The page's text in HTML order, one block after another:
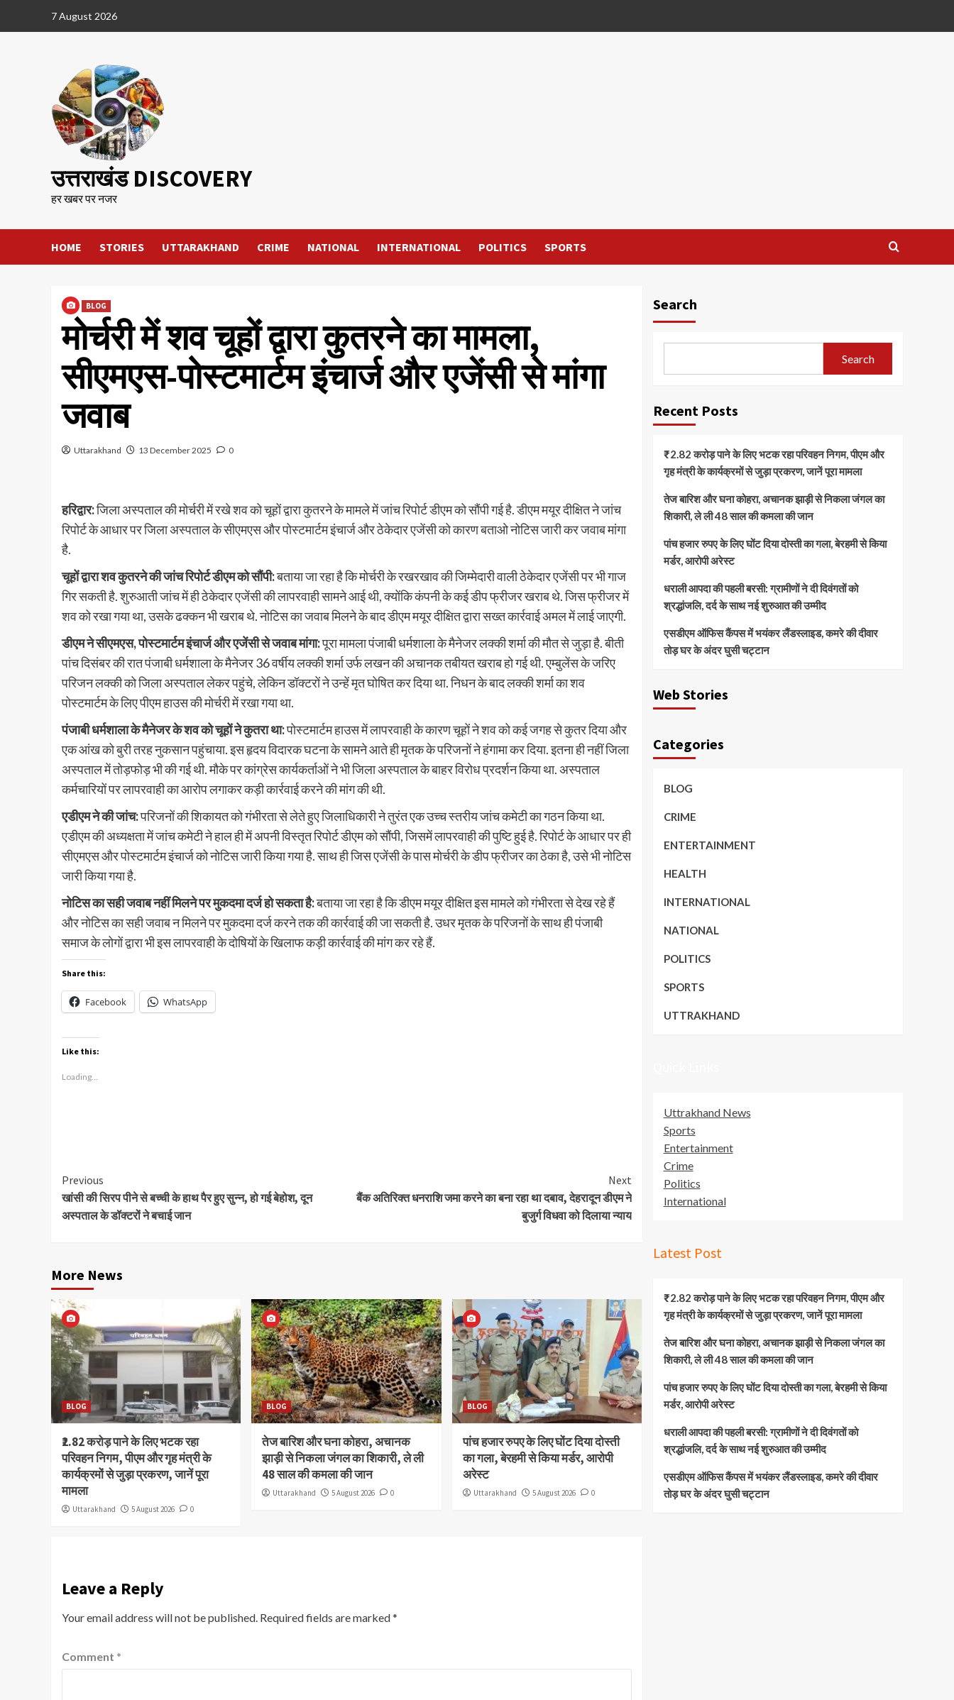
7 August 2026
उत्तराखंड DISCOVERY
हर खबर पर नजर
HOME STORIES UTTARAKHAND CRIME NATIONAL INTERNATIONAL POLITICS SPORTS
BLOG
मोर्चरी में शव चूहों द्वारा कुतरने का मामला,
सीएमएस-पोस्टमार्टम इंचार्ज और एजेंसी से मांगा
जवाब
Uttarakhand 13 December 2025 0
हरिद्वार:जिला अस्पताल की मोर्चरी में रखे शव को चूहों द्वारा कुतरने के मामले में जांच रिपोर्ट डीएम को सौंपी गई है. डीएम मयूर दीक्षित ने जांच
रिपोर्ट के आधार पर जिला अस्पताल के सीएमएस और पोस्टमार्टम इंचार्ज और ठेकेदार एजेंसी को कारण बताओ नोटिस जारी कर जवाब मांगा
है.
चूहों द्वारा शव कुतरने की जांच रिपोर्ट डीएम को सौंपी:बताया जा रहा है कि मोर्चरी के रखरखाव की जिम्मेदारी वाली ठेकेदार एजेंसी पर भी गाज
गिर सकती है. शुरुआती जांच में ही ठेकेदार एजेंसी की लापरवाही सामने आई थी, क्योंकि कंपनी के कई डीप फ्रीजर खराब थे. जिस फ्रीजर में
शव को रखा गया था, उसके ढक्कन भी खराब थे. नोटिस का जवाब मिलने के बाद डीएम मयूर दीक्षित द्वारा सख्त कार्रवाई अमल में लाई जाएगी.
डीएम ने सीएमएस, पोस्टमार्टम इंचार्ज और एजेंसी से जवाब मांगा:पूरा मामला पंजाबी धर्मशाला के मैनेजर लक्की शर्मा की मौत से जुड़ा है. बीती
पांच दिसंबर की रात पंजाबी धर्मशाला के मैनेजर 36 वर्षीय लक्की शर्मा उर्फ लखन की अचानक तबीयत खराब हो गई थी. एम्बुलेंस के जरिए
परिजन लक्की को जिला अस्पताल लेकर पहुंचे, लेकिन डॉक्टरों ने उन्हें मृत घोषित कर दिया था. निधन के बाद लक्की शर्मा का शव
पोस्टमार्टम के लिए पीएम हाउस की मोर्चरी में रखा गया था.
पंजाबी धर्मशाला के मैनेजर के शव को चूहों ने कुतरा था:पोस्टमार्टम हाउस में लापरवाही के कारण चूहों ने शव को कई जगह से कुतर दिया और
एक आंख को बुरी तरह नुकसान पहुंचाया. इस हृदय विदारक घटना के सामने आते ही मृतक के परिजनों ने हंगामा कर दिया. इतना ही नहीं जिला
अस्पताल में तोड़फोड़ भी की गई थी. मौके पर कांग्रेस कार्यकर्ताओं ने भी जिला अस्पताल के बाहर विरोध प्रदर्शन किया था. अस्पताल
कर्मचारियों पर लापरवाही का आरोप लगाकर कड़ी कार्रवाई करने की मांग की थी.
एडीएम ने की जांच:परिजनों की शिकायत को गंभीरता से लेते हुए जिलाधिकारी ने तुरंत एक उच्च स्तरीय जांच कमेटी का गठन किया था.
एडीएम की अध्यक्षता में जांच कमेटी ने हाल ही में अपनी विस्तृत रिपोर्ट डीएम को सौंपी, जिसमें लापरवाही की पुष्टि हुई है. रिपोर्ट के आधार पर ही
सीएमएस और पोस्टमार्टम इंचार्ज को नोटिस जारी किया गया है. साथ ही जिस एजेंसी के पास मोर्चरी के डीप फ्रीजर का ठेका है, उसे भी नोटिस
जारी किया गया है.
नोटिस का सही जवाब नहीं मिलने पर मुकदमा दर्ज हो सकता है:बताया जा रहा है कि डीएम मयूर दीक्षित इस मामले को गंभीरता से देख रहे हैं
और नोटिस का सही जवाब न मिलने पर मुकदमा दर्ज करने तक की कार्रवाई की जा सकती है. उधर मृतक के परिजनों के साथ ही पंजाबी
समाज के लोगों द्वारा भी इस लापरवाही के दोषियों के खिलाफ कड़ी कार्रवाई की मांग कर रहे हैं.
Share this:
Facebook WhatsApp
Like this:
Loading...
Continue
Reading
Previous
खांसी की सिरप पीने से बच्ची के हाथ पैर हुए सुन्न, हो गई बेहोश, दून
अस्पताल के डॉक्टरों ने बचाई जान
Next
बैंक अतिरिक्त धनराशि जमा करने का बना रहा था दबाव, देहरादून डीएम ने
बुजुर्ग विधवा को दिलाया न्याय
More News
BLOG
₹2.82 करोड़ पाने के लिए भटक रहा
परिवहन निगम, पीएम और गृह मंत्री के
कार्यक्रमों से जुड़ा प्रकरण, जानें पूरा
मामला
Uttarakhand 5 August 2026 0
BLOG
तेज बारिश और घना कोहरा, अचानक
झाड़ी से निकला जंगल का शिकारी, ले ली
48 साल की कमला की जान
Uttarakhand 5 August 2026 0
BLOG
पांच हजार रुपए के लिए घोंट दिया दोस्ती
का गला, बेरहमी से किया मर्डर, आरोपी
अरेस्ट
Uttarakhand 5 August 2026 0
Leave a Reply
Your email address will not be published. Required fields are marked*
Comment *
Search
Search
Recent Posts
₹2.82 करोड़ पाने के लिए भटक रहा परिवहन निगम, पीएम और
गृह मंत्री के कार्यक्रमों से जुड़ा प्रकरण, जानें पूरा मामला
तेज बारिश और घना कोहरा, अचानक झाड़ी से निकला जंगल का
शिकारी, ले ली 48 साल की कमला की जान
पांच हजार रुपए के लिए घोंट दिया दोस्ती का गला, बेरहमी से किया
मर्डर, आरोपी अरेस्ट
धराली आपदा की पहली बरसी: ग्रामीणों ने दी दिवंगतों को
श्रद्धांजलि, दर्द के साथ नई शुरुआत की उम्मीद
एसडीएम ऑफिस कैंपस में भयंकर लैंडस्लाइड, कमरे की दीवार
तोड़ घर के अंदर घुसी चट्टान
Web Stories
Categories
BLOG
CRIME
ENTERTAINMENT
HEALTH
INTERNATIONAL
NATIONAL
POLITICS
SPORTS
UTTRAKHAND
Uttrakhand News
Sports
Entertainment
Crime
Politics
International
Latest Post
₹2.82 करोड़ पाने के लिए भटक रहा परिवहन निगम, पीएम और
गृह मंत्री के कार्यक्रमों से जुड़ा प्रकरण, जानें पूरा मामला
तेज बारिश और घना कोहरा, अचानक झाड़ी से निकला जंगल का
शिकारी, ले ली 48 साल की कमला की जान
पांच हजार रुपए के लिए घोंट दिया दोस्ती का गला, बेरहमी से किया
मर्डर, आरोपी अरेस्ट
धराली आपदा की पहली बरसी: ग्रामीणों ने दी दिवंगतों को
श्रद्धांजलि, दर्द के साथ नई शुरुआत की उम्मीद
एसडीएम ऑफिस कैंपस में भयंकर लैंडस्लाइड, कमरे की दीवार
तोड़ घर के अंदर घुसी चट्टान